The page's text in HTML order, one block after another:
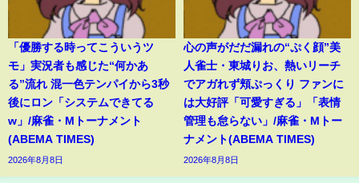
「優勝する時ってこういうツ
モ」実況者も感じた“何かあ
る”流れ 混一色テンパイから3秒
後にロン「システムできてる
w」/麻雀・Mトーナメント
(ABEMA TIMES)
2026年8月8日
心の声がだだ漏れの“ぷく顔”美
人雀士・東城りお、熱いリーチ
でアガれず頬ぷっくり ファンに
は大好評「可愛すぎる」「表情
管理も怠らない」/麻雀・Mトー
ナメント(ABEMA TIMES)
2026年8月8日